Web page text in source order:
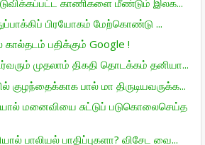
துப்பாக்கிப் பிரயோகம் மேற்கொண்டு ...
பதிக்கும் Google !
முதலாம் திகதி தொடக்கம் தனியா...
பால் மா திருடியவருக்க...
மனைவியை சுட்டுப் படுகொலைசெய்த
பாலியல் பாதிப்புகளா? விசேட வை...